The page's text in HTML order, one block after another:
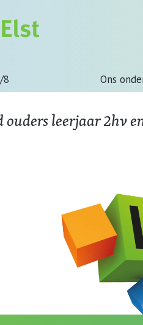
8 Ons
leerjaar 2hv